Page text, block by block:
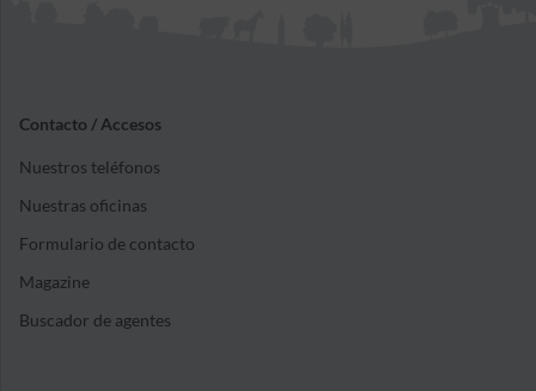
Contacto / Accesos
Nuestros teléfonos
Nuestras oficinas
Formulario de contacto
Magazine
Buscador de agentes